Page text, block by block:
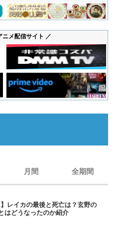
ニメ配信サイト ／
】レイカの最後と死亡は？玄野の
はどうなったのか紹介
【GANTZ】レイカの最後と
クローンとはどうなったの
月間
【GANTZ】レイカの最後と
クローンとはどうなったの
全期間
【BORUTO】うずまきナル
現在のナルトは生きている